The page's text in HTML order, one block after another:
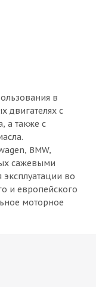
в
двигателях с
а также с
BMW,
сажевыми
во
и европейского
моторное